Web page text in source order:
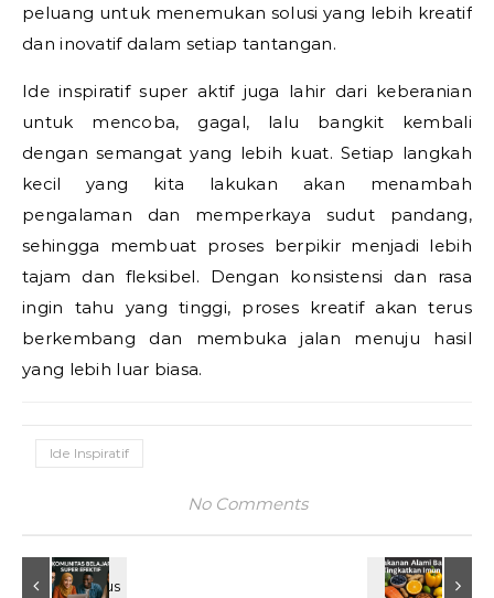
peluang untuk menemukan solusi yang lebih kreatif
dan inovatif dalam setiap tantangan.
Ide inspiratif super aktif juga lahir dari keberanian
untuk mencoba, gagal, lalu bangkit kembali
dengan semangat yang lebih kuat. Setiap langkah
kecil yang kita lakukan akan menambah
pengalaman dan memperkaya sudut pandang,
sehingga membuat proses berpikir menjadi lebih
tajam dan fleksibel. Dengan konsistensi dan rasa
ingin tahu yang tinggi, proses kreatif akan terus
berkembang dan membuka jalan menuju hasil
yang lebih luar biasa.
Ide Inspiratif
No Comments